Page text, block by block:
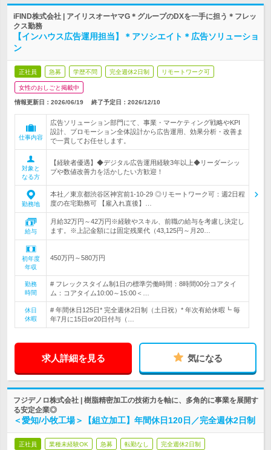
iFIND株式会社 | アイリスオーヤマG＊グループのDXを一手に担う＊フレッ
クス勤務
【インハウス広告運用担当】＊アソシエイト＊広告ソリューショ
ン
正社員 急募 学歴不問 完全週休2日制 リモートワーク可
女性のおしごと掲載中
情報更新日：2026/06/19 終了予定日： 2026/12/10
仕事内容
広告ソリューション部門にて、事業・マーケティング戦略やKPI
設計、プロモーション全体設計から広告運用、効果分析・改善ま
で一貫してお任せします。
対象と
なる方
【経験者優遇】◆デジタル広告運用経験3年以上◆リーダーシッ
プや数値改善力を活かしたい方歓迎！
勤務地
本社／東京都渋谷区神宮前1-10-29 ◎リモートワーク可：週2日程
度の在宅勤務可 【雇入れ直後】…
給与
月給32万円～42万円※経験やスキル、前職の給与を考慮し決定し
ます。※上記金額には固定残業代（43,125円～月20…
初年度
年収
450万円～580万円
勤務
時間
# フレックスタイム制1日の標準労働時間：8時間00分コアタイ
ム：コアタイム10:00～15:00＜…
休日
休暇
# 年間休日125日* 完全週休2日制（土日祝）* 年次有給休暇┗ 毎
年7月に15日or20日付与（…
求人詳細を見る 気になる
フジデノロ株式会社 | 樹脂精密加工の技術力を軸に、多角的に事業を展開す
る安定企業◎
＜愛知/小牧工場＞【組立加工】年間休日120日／完全週休2日制
正社員 業種未経験OK 急募 転勤なし 完全週休2日制